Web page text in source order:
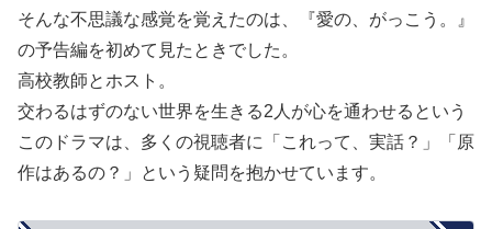
そんな不思議な感覚を覚えたのは、『愛の、がっこう。』
の予告編を初めて見たときでした。
高校教師とホスト。
交わるはずのない世界を生きる2人が心を通わせるという
このドラマは、多くの視聴者に「これって、実話？」「原
作はあるの？」という疑問を抱かせています。